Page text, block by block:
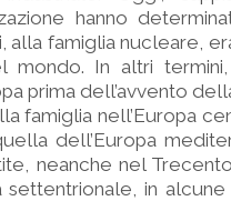
hanno
alla famiglia nucleare,
In altri
prima dell’avvento
famiglia nell’Europa
dell’Europa
neanche nel
settentrionale, in